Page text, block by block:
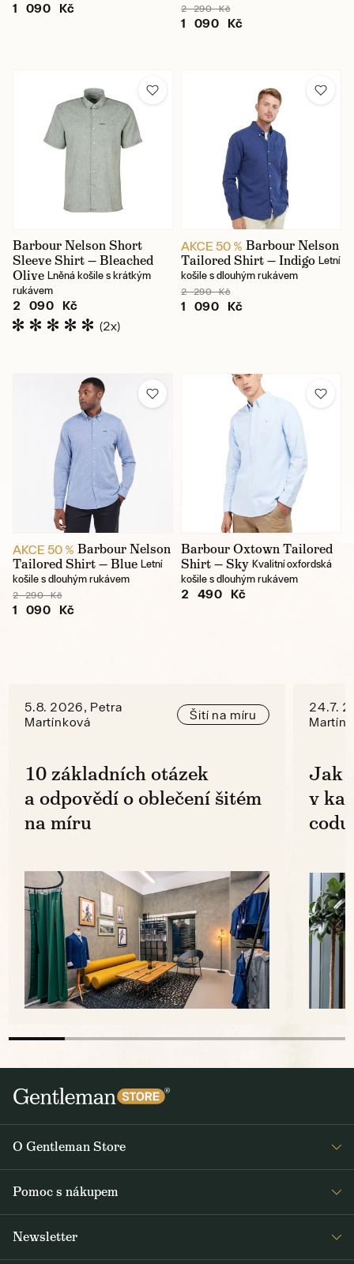
1 090 Kč 2 290 Kč
1 090 Kč
Barbour Nelson Short
Sleeve Shirt — Bleached
Olive Lněná košile s krátkým
rukávem
2 090 Kč
(2x)
AKCE 50 % Barbour Nelson
Tailored Shirt — Indigo Letní
košile s dlouhým rukávem
2 290 Kč
1 090 Kč
AKCE 50 % Barbour Nelson
Tailored Shirt — Blue Letní
košile s dlouhým rukávem
2 290 Kč
1 090 Kč
Barbour Oxtown Tailored
Shirt — Sky Kvalitní oxfordská
košile s dlouhým rukávem
2 490 Kč
5.8. 2026, Petra
Martínková
Šití na míru
10 základních otázek
a odpovědí o oblečení šitém
na míru
24.7.
Jak
v
O Gentleman Store
Pomoc s nákupem
Newsletter